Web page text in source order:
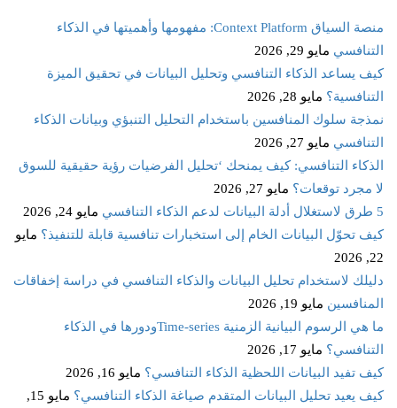
منصة السياق Context Platform: مفهومها وأهميتها في الذكاء
التنافسي مايو 29, 2026
كيف يساعد الذكاء التنافسي وتحليل البيانات في تحقيق الميزة
التنافسية؟ مايو 28, 2026
نمذجة سلوك المنافسين باستخدام التحليل التنبؤي وبيانات الذكاء
التنافسي مايو 27, 2026
الذكاء التنافسي: كيف يمنحك ‘تحليل الفرضيات رؤية حقيقية للسوق
لا مجرد توقعات؟ مايو 27, 2026
5 طرق لاستغلال أدلة البيانات لدعم الذكاء التنافسي
مايو 24, 2026
كيف تحوّل البيانات الخام إلى استخبارات تنافسية قابلة للتنفيذ؟ مايو
22, 2026
دليلك لاستخدام تحليل البيانات والذكاء التنافسي في دراسة إخفاقات
المنافسين مايو 19, 2026
ما هي الرسوم البيانية الزمنية Time‑seriesودورها في الذكاء
التنافسي؟ مايو 17, 2026
كيف تفيد البيانات اللحظية الذكاء التنافسي؟ مايو 16, 2026
كيف يعيد تحليل البيانات المتقدم صياغة الذكاء التنافسي؟
مايو 15,